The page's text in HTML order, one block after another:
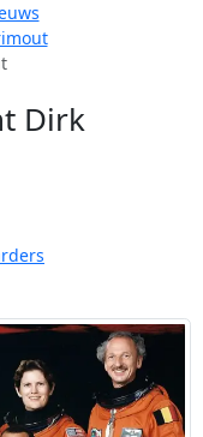
Dirk